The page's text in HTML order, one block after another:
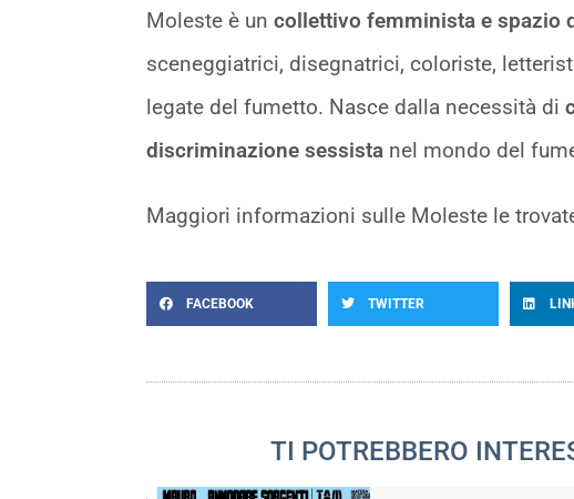
Moleste è un collettivo femminista e spazio
sceneggiatrici, disegnatrici, coloriste,
legate del fumetto. Nasce dalla necessità di
discriminazione sessista nel mondo del
Maggiori informazioni sulle Moleste le
FACEBOOK TWITTER
TI POTREBBERO